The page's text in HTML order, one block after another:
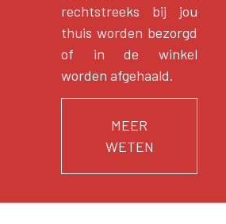
rechtstreeks bij jou
thuis worden bezorgd
of in de winkel
worden afgehaald.
MEER
WETEN